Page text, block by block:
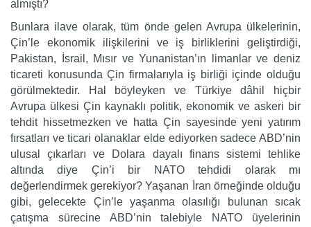
almıştı?
Bunlara ilave olarak, tüm önde gelen Avrupa ülkelerinin,
Çin’le ekonomik ilişkilerini ve iş birliklerini geliştirdiği,
Pakistan, İsrail, Mısır ve Yunanistan’ın limanlar ve deniz
ticareti konusunda Çin firmalarıyla iş birliği içinde olduğu
görülmektedir. Hal böyleyken ve Türkiye dâhil hiçbir
Avrupa ülkesi Çin kaynaklı politik, ekonomik ve askeri bir
tehdit hissetmezken ve hatta Çin sayesinde yeni yatırım
fırsatları ve ticari olanaklar elde ediyorken sadece ABD’nin
ulusal çıkarları ve Dolara dayalı finans sistemi tehlike
altında diye Çin’i bir NATO tehdidi olarak mı
değerlendirmek gerekiyor? Yaşanan İran örneğinde olduğu
gibi, gelecekte Çin’le yaşanma olasılığı bulunan sıcak
çatışma sürecine ABD’nin talebiyle NATO üyelerinin